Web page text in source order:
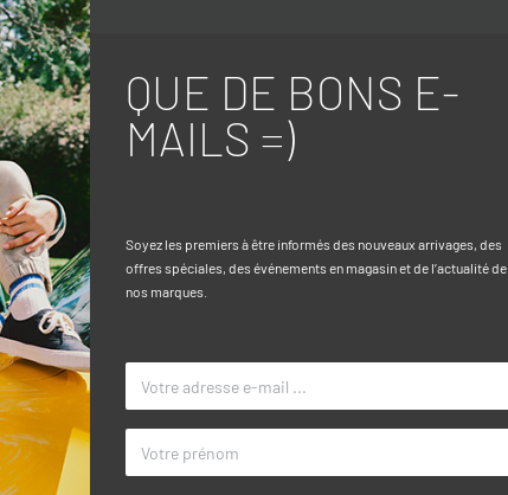
10 à 15 ans.
les plus
et l’hiver, tandis
QUE DE BONS E-
MAILS =)
Soyez les premiers à être informés des nouveaux arrivages, des
offres spéciales, des événements en magasin et de l’actualité de
nos marques.